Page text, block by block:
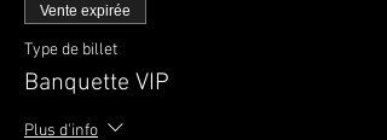
Vente expirée
Type de billet
Banquette VIP
Plus d'info